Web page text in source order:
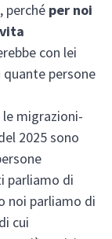
perché per noi
con lei
persone
le migrazioni-
2025 sono
parliamo di
noi parliamo di
cui